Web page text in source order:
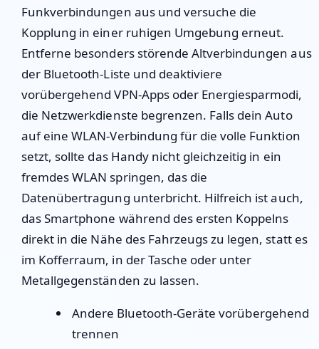
Funkverbindungen aus und versuche die
Kopplung in einer ruhigen Umgebung erneut.
Entferne besonders störende Altverbindungen aus
der Bluetooth-Liste und deaktiviere
vorübergehend VPN-Apps oder Energiesparmodi,
die Netzwerkdienste begrenzen. Falls dein Auto
auf eine WLAN-Verbindung für die volle Funktion
setzt, sollte das Handy nicht gleichzeitig in ein
fremdes WLAN springen, das die
Datenübertragung unterbricht. Hilfreich ist auch,
das Smartphone während des ersten Koppelns
direkt in die Nähe des Fahrzeugs zu legen, statt es
im Kofferraum, in der Tasche oder unter
Metallgegenständen zu lassen.
Andere Bluetooth-Geräte vorübergehend
trennen